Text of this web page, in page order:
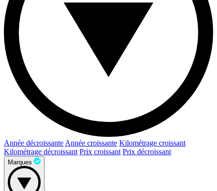
Année décroissante Année croissante Kilométrage croissant
Kilométrage décroissant Prix croissant Prix décroissant
Marques